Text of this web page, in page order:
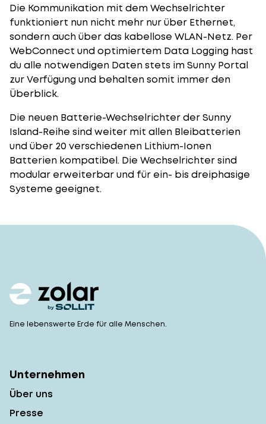
Die Kommunikation mit dem Wechselrichter
funktioniert nun nicht mehr nur über Ethernet,
sondern auch über das kabellose WLAN-Netz. Per
WebConnect und optimiertem Data Logging hast
du alle notwendigen Daten stets im Sunny Portal
zur Verfügung und behalten somit immer den
Überblick.
Die neuen Batterie-Wechselrichter der Sunny
Island-Reihe sind weiter mit allen Bleibatterien
und über 20 verschiedenen Lithium-Ionen
Batterien kompatibel. Die Wechselrichter sind
modular erweiterbar und für ein- bis dreiphasige
Systeme geeignet.
Eine lebenswerte Erde für alle Menschen.
Unternehmen
Über uns
Presse